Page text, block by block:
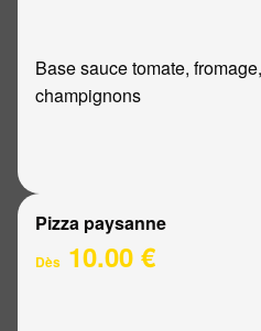
Base sauce tomate,
champignons
Pizza paysanne
Dès 10.00 €